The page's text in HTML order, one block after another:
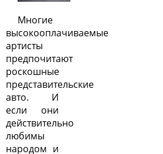
Многие
высокооплачиваемые
артисты
предпочитают
роскошные
представительские
авто. И
если они
действительно
любимы
народом и